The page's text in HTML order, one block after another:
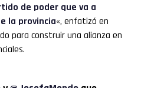
de poder que va a
la provincia«, enfatizó en
para construir una alianza en